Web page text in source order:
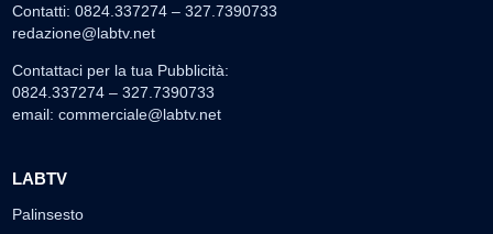
Contatti: 0824.337274 – 327.7390733
redazione@labtv.net
Contattaci per la tua Pubblicità:
0824.337274 – 327.7390733
email: commerciale@labtv.net
LABTV
Palinsesto